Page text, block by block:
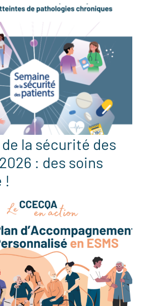
la sécurité des
: des soins
!